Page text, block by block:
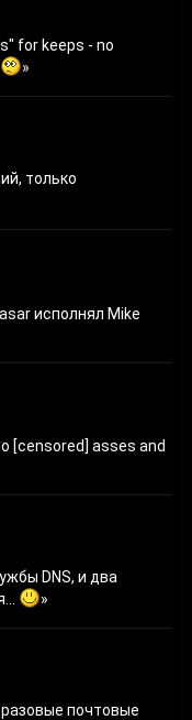
for keeps - no
»
только
исполнял Mike
[censored] asses and
DNS, и два
»
почтовые